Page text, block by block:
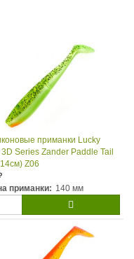
приманки Lucky
Series Zander Paddle Tail
Z06
приманки: 140 мм